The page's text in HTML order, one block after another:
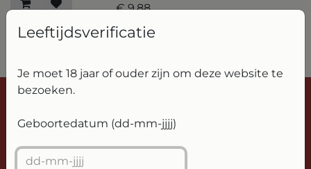
Leeftijdsverificatie
Je moet 18 jaar of ouder zijn om deze website te
bezoeken.
Geboortedatum (dd-mm-jjjj)
€9,88
Over ons